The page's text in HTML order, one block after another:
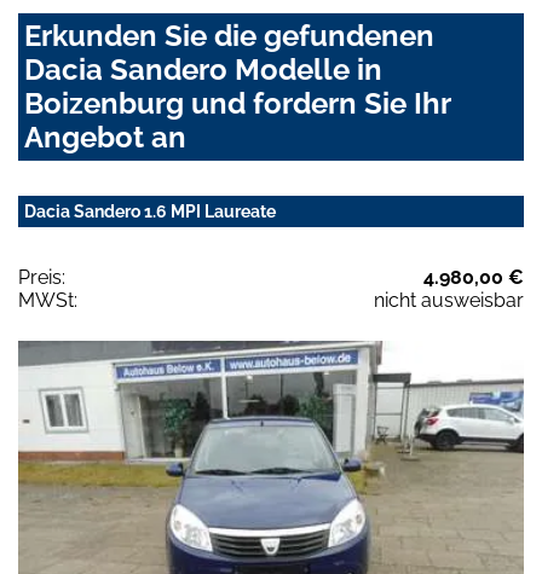
Erkunden Sie die gefundenen
Dacia Sandero Modelle in
Boizenburg und fordern Sie Ihr
Angebot an
Dacia Sandero 1.6 MPI Laureate
Preis:
4.980,00 €
MWSt:
nicht ausweisbar